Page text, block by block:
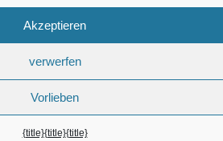
Akzeptieren
verwerfen
Vorlieben
{title}{title}{title}